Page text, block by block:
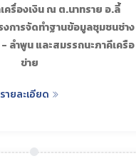
รื่องเงิน ณ ต.นาทราย อ.ลี้
งการจัดทำฐานข้อมูลชุมชนช่าง
ลำพูน และสมรรถนะภาคีเครือ
ข่าย
รายละเอียด